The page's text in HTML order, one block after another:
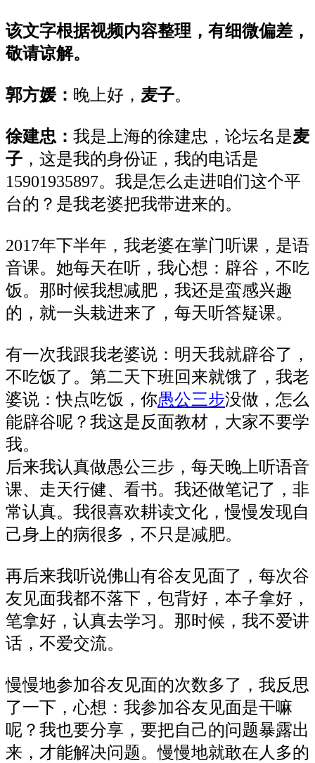
该文字根据视频内容整理，有细微偏差，
敬请谅解。
郭方媛： 晚上好， 麦子。
徐建忠 ： 我是上海的徐建忠，论坛名是麦
子 ，这是我的身份证，我的电话是
15901935897。我是怎么走进咱们这个平
台的？是我老婆把我带进来的。
2017年下半年，我老婆在掌门听课，是语
音课。她每天在听，我心想：辟谷，不吃
饭。那时候我想减肥，我还是蛮感兴趣
的，就一头栽进来了，每天听答疑课。
有一次我跟我老婆说：明天我就辟谷了，
不吃饭了。第二天下班回来就饿了，我老
婆说：快点吃饭，你愚公三步没做，怎么
能辟谷呢？我这是反面教材，大家不要学
我。
后来我认真做愚公三步，每天晚上听语音
课、走天行健、看书。我还做笔记了，非
常认真。我很喜欢耕读文化，慢慢发现自
己身上的病很多，不只是减肥。
再后来我听说佛山有谷友见面了，每次谷
友见面我都不落下，包背好，本子拿好，
笔拿好，认真去学习。那时候，我不爱讲
话，不爱交流。
慢慢地参加谷友见面的次数多了，我反思
了一下，心想：我参加谷友见面是干嘛
呢？我也要分享，要把自己的问题暴露出
来，才能解决问题。慢慢地就敢在人多的